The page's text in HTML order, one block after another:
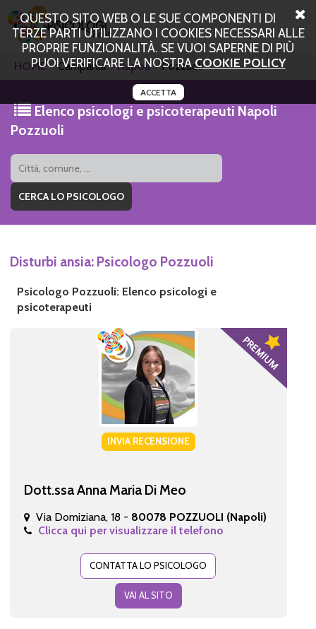
QUESTO SITO WEB O LE SUE COMPONENTI DI
TERZE PARTI UTILIZZANO I COOKIES NECESSARI ALLE
PROPRIE FUNZIONALITÀ. SE VUOI SAPERNE DI PIÙ
PUOI VERIFICARE LA NOSTRACOOKIE POLICY
ACCETTA
HOME Campania Napoli Pozzuoli
Elenco psicologi e psicoterapeuti Napoli
Pozzuoli
Disturbi ansia: Psicologo Pozzuoli
Psicologo Pozzuoli: Elenco psicologi e
psicoterapeuti
INVIA RECENSIONE
Dott.ssa Anna Maria Di Meo
Via Domiziana, 18 - 80078 POZZUOLI (Napoli)
Clicca qui per visualizzare il telefono
CONTATTA LO PSICOLOGO
VAI AL SITO